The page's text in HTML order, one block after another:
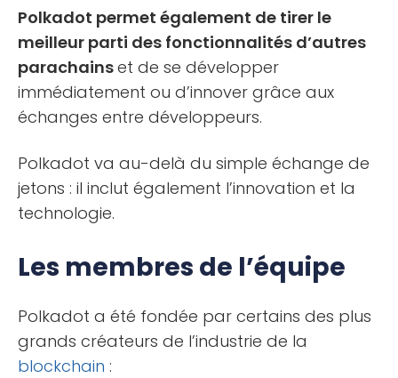
Polkadot permet également de tirer le
meilleur parti des fonctionnalités d’autres
parachainset de se développer
immédiatement ou d’innover grâce aux
échanges entre développeurs.
Polkadot va au-delà du simple échange de
jetons : il inclut également l’innovation et la
technologie.
Les membres de l’équipe
Polkadot a été fondée par certains des plus
grands créateurs de l’industrie de la
blockchain :